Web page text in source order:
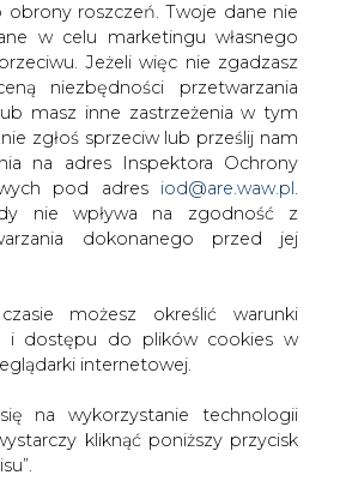
obrony roszczeń. Twoje dane nie
w celu marketingu własnego
Jeżeli więc nie zgadzasz
niezbędności przetwarzania
masz inne zastrzeżenia w tym
zgłoś sprzeciw lub prześlij nam
na adres Inspektora Ochrony
pod adres iod@are.waw.pl.
nie wpływa na zgodność z
dokonanego przed jej
możesz określić warunki
i dostępu do plików cookies w
internetowej.
na wykorzystanie technologii
kliknąć poniższy przycisk
będzie powodowała
jak OZE, powiedział
prezes zarządu
Technicznego podczas
się we Wrocławiu IV
prezes Ziółkowski zasygnalizował
być związany z wdrożeniem
Polsce. - Elektromobilność będzie
UDT, rozwiązaniem problemów,
wdrażaniu elektromobilności mogą
będzie stanowić nową jakość i nowy
- Wytworzenie magazynów
neutralność elektromobilności